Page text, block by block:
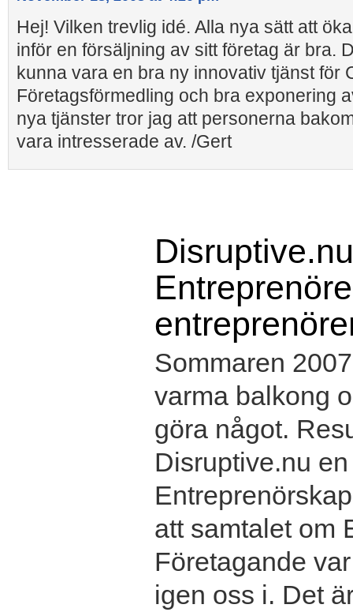
Hej! Vilken trevlig idé. Alla nya sätt att
inför en försäljning av sitt företag är bra.
kunna vara en bra ny innovativ tjänst för
Företagsförmedling och bra exponering
nya tjänster tror jag att personerna
vara intresserade av. /Gert
Sommaren
varma balkong
göra något.
Disruptive.nu
att samtalet om
Företagande
igen oss i. Det